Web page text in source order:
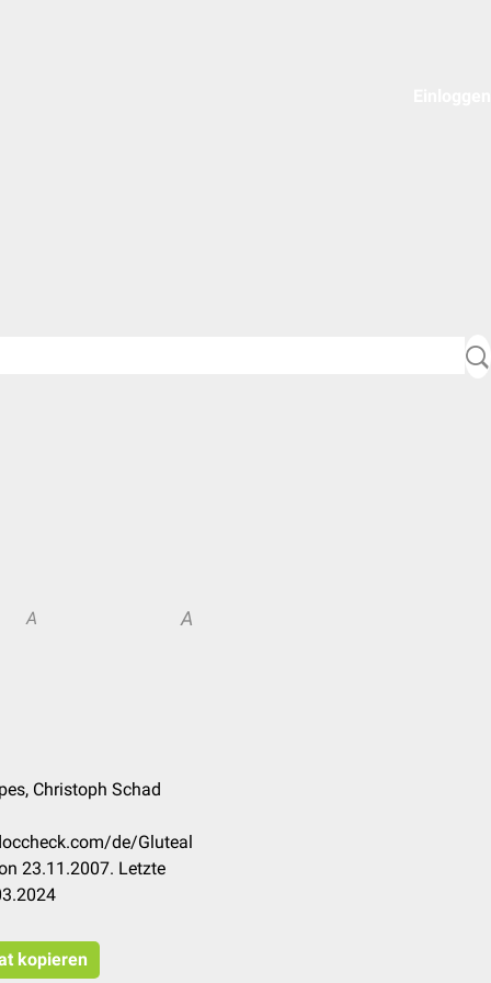
A A
Christoph Schad
de/Gluteal
23.11.2007. Letzte
kopieren